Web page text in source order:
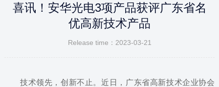
喜讯！安华光电3项产品获评广东省名
优高新技术产品
Release time：2023-03-21
技术领先，创新不止。近日，广东省高新技术企业协会